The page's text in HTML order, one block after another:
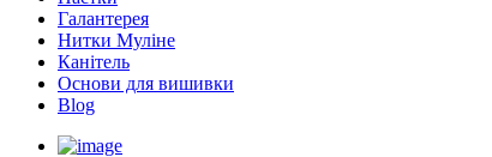
Галантерея
Нитки Муліне
Канітель
Основи для вишивки
Blog